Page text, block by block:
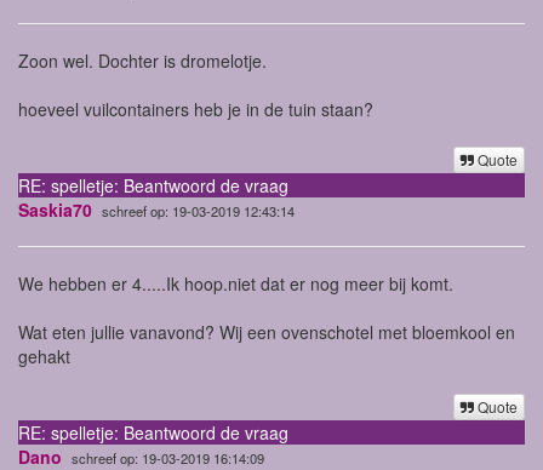
Zoon wel. Dochter is dromelotje.
hoeveel vuilcontainers heb je in de tuin staan?
Quote
RE: spelletje: Beantwoord de vraag
Saskia70 schreef op: 19-03-2019 12:43:14
We hebben er 4.....Ik hoop.niet dat er nog meer bij komt.
Wat eten jullie vanavond? Wij een ovenschotel met bloemkool en
gehakt
Quote
RE: spelletje: Beantwoord de vraag
Dano schreef op: 19-03-2019 16:14:09